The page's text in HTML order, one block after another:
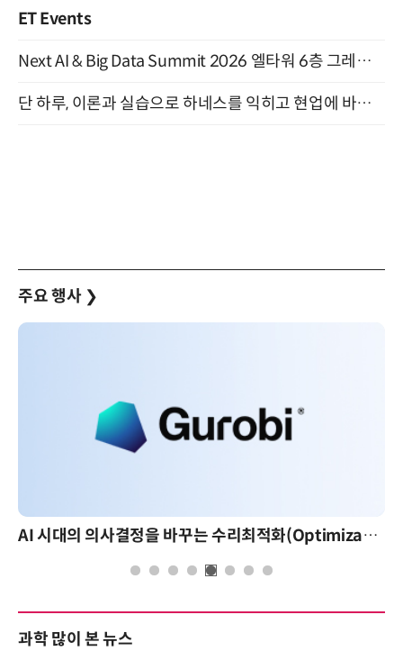
ET Events
Next AI & Big Data Summit 2026 엘타워 6층 그레이스홀 개최 (9/18)
단 하루, 이론과 실습으로 하네스를 익히고 현업에 바로 쓰는 핸즈온 워크숍 (8/20)
주요 행사 ❯
AI 시대의 의사결정을 바꾸는 수리최적화(Optimization): 실제 산업 적용 사례와 활용 전략
과학 많이 본 뉴스